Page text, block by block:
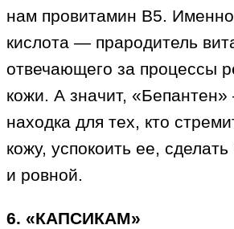
нам провитамин В5.
кислота — прародитель
отвечающего за процессы
кожи. А значит,
находка для тех, кто
кожу, успокоить ее,
и ровной.
6. «КАПСИКАМ»